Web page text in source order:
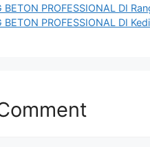
BETON PROFESSIONAL DI
BETON PROFESSIONAL DI